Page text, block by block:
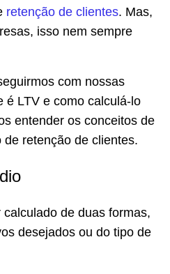
retenção de clientes. Mas,
isso nem sempre
com nossas
é LTV e como calculá-lo
entender os conceitos de
retenção de clientes.
de duas formas,
desejados ou do tipo de